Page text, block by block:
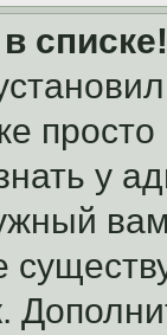
списке!
у